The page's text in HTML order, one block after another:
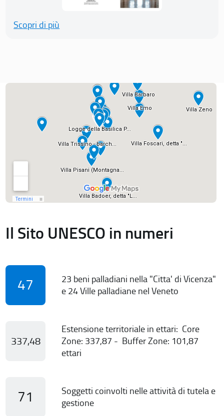
Scopri di più
Il Sito UNESCO in numeri
47
23 beni palladiani nella "Citta' di Vicenza"
e 24 Ville palladiane nel Veneto
337,48
Estensione territoriale in ettari: Core
Zone: 337,87 - Buffer Zone: 101,87
ettari
71
Soggetti coinvolti nelle attività di tutela e
gestione